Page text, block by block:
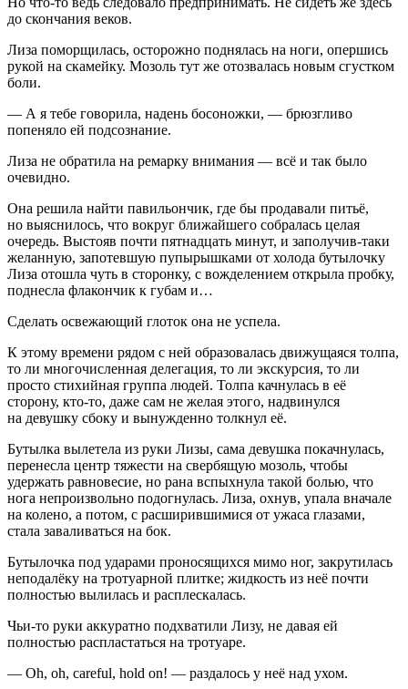
до скончания веков.
Лиза поморщилась, осторожно поднялась на ноги, опершись
рукой на скамейку. Мозоль тут же отозвалась новым сгустком
боли.
— А я тебе говорила, надень босоножки, — брюзгливо
попеняло ей подсознание.
Лиза не обратила на ремарку внимания — всё и так было
очевидно.
Она решила найти павильончик, где бы продавали питьё,
но выяснилось, что вокруг ближайшего собралась целая
очередь. Выстояв почти пятнадцать минут, и заполучив-таки
желанную, запотевшую пупырышками от холода бутылочку
Лиза отошла чуть в сторонку, с вожделением открыла пробку,
поднесла флакончик к губам и…
Сделать освежающий глоток она не успела.
К этому времени рядом с ней образовалась движущаяся толпа,
то ли многочисленная делегация, то ли экскурсия, то ли
просто стихийная группа людей. Толпа качнулась в её
сторону, кто-то, даже сам не желая этого, надвинулся
на девушку сбоку и вынужденно толкнул её.
Бутылка вылетела из руки Лизы, сама девушка покачнулась,
перенесла центр тяжести на свербящую мозоль, чтобы
удержать равновесие, но рана вспыхнула такой болью, что
нога непроизвольно подогнулась. Лиза, охнув, упала вначале
на колено, а потом, с расширившимися от ужаса глазами,
стала заваливаться на бок.
Бутылочка под ударами проносящихся мимо ног, закрутилась
неподалёку на тротуарной плитке; жидкость из неё почти
полностью вылилась и расплескалась.
Чьи-то руки аккуратно подхватили Лизу, не давая ей
полностью распластаться на тротуаре.
— Oh, oh, careful, hold on! — раздалось у неё над ухом.